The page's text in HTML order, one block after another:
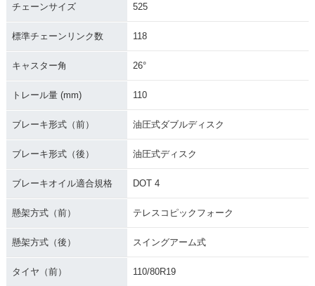
チェーンサイズ 525
標準チェーンリンク数 118
キャスター角 26°
トレール量 (mm) 110
ブレーキ形式（前） 油圧式ダブルディスク
ブレーキ形式（後） 油圧式ディスク
ブレーキオイル適合規格 DOT 4
懸架方式（前） テレスコピックフォーク
懸架方式（後） スイングアーム式
タイヤ（前） 110/80R19